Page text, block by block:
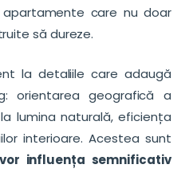
care nu doar
să dureze.
la detaliile care adaugă
orientarea geografică a
lumina naturală, eficiența
interioare. Acestea sunt
vor influența semnificativ